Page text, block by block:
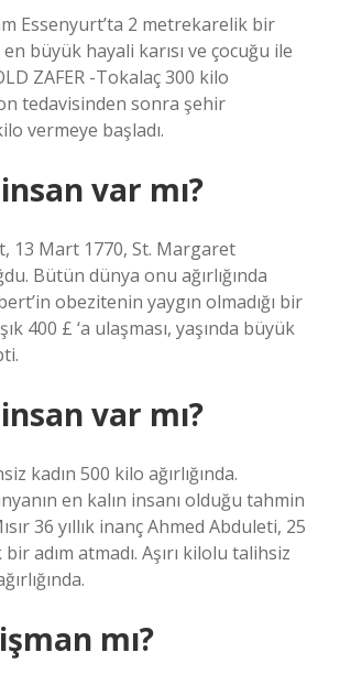
Essenyurt’ta 2 metrekarelik bir
büyük hayali karısı ve çocuğu ile
ZAFER -Tokalaç 300 kilo
tedavisinden sonra şehir
vermeye başladı.
var mı?
13 Mart 1770, St. Margaret
Bütün dünya onu ağırlığında
obezitenin yaygın olmadığı bir
400 £ ‘a ulaşması, yaşında büyük
var mı?
kadın 500 kilo ağırlığında.
en kalın insanı olduğu tahmin
36 yıllık inanç Ahmed Abduleti, 25
bir adım atmadı. Aşırı kilolu talihsiz
mı?